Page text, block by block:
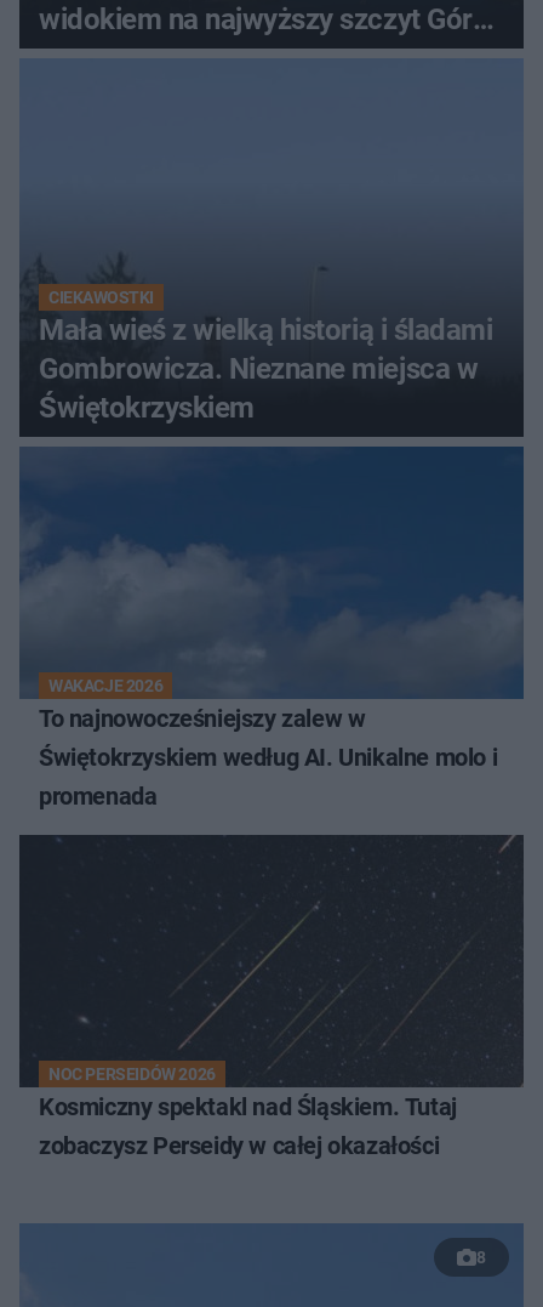
widokiem na najwyższy szczyt Gór
Świętokrzyskich
CIEKAWOSTKI
Mała wieś z wielką historią i śladami
Gombrowicza. Nieznane miejsca w
Świętokrzyskiem
WAKACJE 2026
To najnowocześniejszy zalew w
Świętokrzyskiem według AI. Unikalne molo i
promenada
NOC PERSEIDÓW 2026
Kosmiczny spektakl nad Śląskiem. Tutaj
zobaczysz Perseidy w całej okazałości
8